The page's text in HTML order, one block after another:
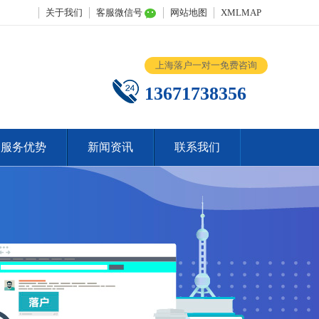
关于我们 客服微信号 网站地图 XMLMAP
上海落户一对一免费咨询
13671738356
服务优势 新闻资讯 联系我们